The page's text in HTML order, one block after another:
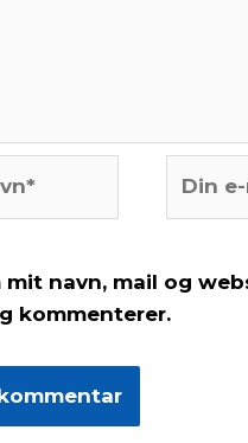
e-
mit navn, mail og
kommenterer.